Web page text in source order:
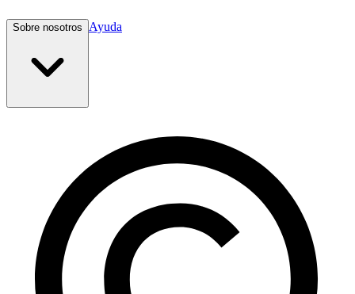
Sobre nosotros Ayuda